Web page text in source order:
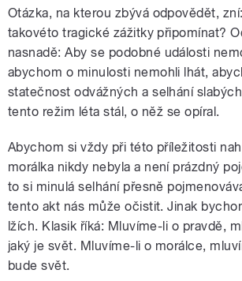
Otázka, na kterou zbývá odpovědět,
takovéto tragické zážitky připomínat?
nasnadě: Aby se podobné události
abychom o minulosti nemohli lhát,
statečnost odvážných a selhání
tento režim léta stál, o něž se opíral.
Abychom si vždy při této příležitosti
morálka nikdy nebyla a není prázdný
to si minulá selhání přesně
tento akt nás může očistit. Jinak
lžích. Klasik říká: Mluvíme-li o pravdě,
jaký je svět. Mluvíme-li o morálce,
bude svět.